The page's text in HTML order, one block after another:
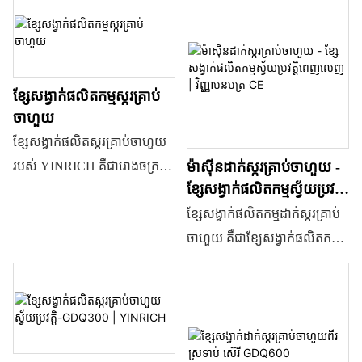
ម៉ោង រហូតដល់ 500kgs/ម៉ោង។
ម៉ាស៊ីនដាក់ស្ករគ្រាប់ជាមួយបន្ទះប៉ះ
រសជាតិ និងអាស៊ីតដោយ
ស្វ័យប្រវត្តិ។ ស្ករគ្រាប់ចាហួយឆ្នូត
ពីរពណ៌ ស្រទាប់ពីរពណ៌ ការ
បំពេញកណ្តាល និងស្ករគ្រាប់
ដែលបើកបរដោយ servo ត្រូវបាន
គ្រប់គ្រងដោយកម្មវិធី PLC។
ខ្សែសង្វាក់ផលិតកម្មស្ករគ្រាប់
ចាហួយ
ខ្សែសង្វាក់ផលិតស្ករគ្រាប់ចាហួយ
របស់ YINRICH គឺជារោងចក្រ
ប៉ិចទីន ការ៉ាជីណាន និងផ្សេងៗ
ចាហួយពណ៌តែមួយ ពណ៌ពីរ និង
ម៉ាស៊ីនដាក់ស្ករគ្រាប់ចាហួយ -
ខ្សែសង្វាក់ផលិតកម្មស្វ័យប្រវត្តិ
ពេញលេញ | វិញ្ញាបនបត្រ CE
ខ្សែសង្វាក់ផលិតកម្មដាក់ស្ករគ្រាប់
ចាហួយ គឺជាខ្សែសង្វាក់ផលិតកម្ម
ស្វ័យប្រវត្តិពេញលេញ ដែលត្រូវ
គ្រាប់ដែលមានមូលដ្ឋានលើជែល
ផ្សេងទៀត។